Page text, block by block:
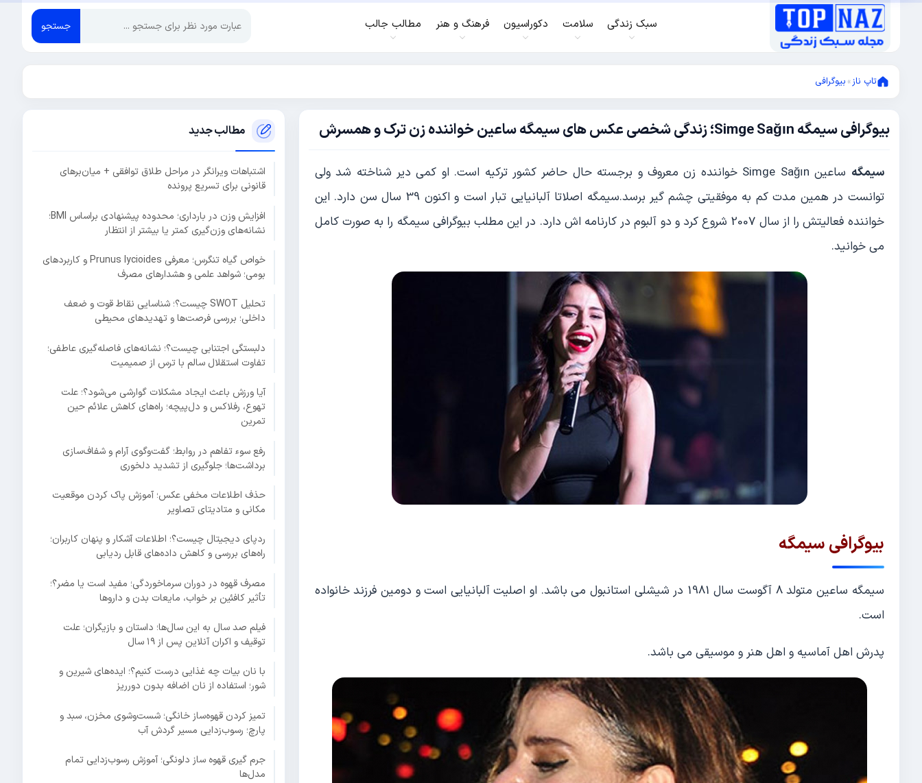
سبک زندگی سلامت دکوراسیون فرهنگ و هنر مطالب جالب جستجو
تاپ ناز» بیوگرافی
بیوگرافی سیمگه Simge Sağın؛ زندگی شخصی عکس های سیمگه ساعین خواننده زن ترک و همسرش
ژوئن
ژوئن
28,
2022
سیمگه
ساعین Simge Sağın خواننده زن معروف و برجسته حال حاضر کشور ترکیه است. او کمی دیر شناخته شد ولی
توانست در همین مدت کم به موفقیتی چشم گیر برسد.سیمگه اصلاتا آلبانیایی تبار است و اکنون 39 سال سن دارد. این
خواننده فعالیتش را از سال 2007 شروع کرد و دو آلبوم در کارنامه اش دارد. در این مطلب بیوگرافی سیمگه را به صورت کامل
می خوانید.
بیوگرافی سیمگه
سیمگه ساعین متولد 8 آگوست سال 1981 در شیشلی استانبول می باشد. او اصلیت آلبانیایی است و دومین فرزند خانواده
است.
پدرش اهل آماسیه و اهل هنر و موسیقی می باشد.
مطالب جدید
اشتباهات ویرانگر در مراحل طلاق توافقی + میان‌برهای
قانونی برای تسریع پرونده
افزایش وزن در بارداری؛ محدوده پیشنهادی براساس BMI؛
نشانه‌های وزن‌گیری کمتر یا بیشتر از انتظار
خواص گیاه تنگرس؛ معرفی Prunus lycioides و کاربردهای
بومی؛ شواهد علمی و هشدارهای مصرف
تحلیل SWOT چیست؟؛ شناسایی نقاط قوت و ضعف
داخلی؛ بررسی فرصت‌ها و تهدیدهای محیطی
دلبستگی اجتنابی چیست؟؛ نشانه‌های فاصله‌گیری عاطفی؛
تفاوت استقلال سالم با ترس از صمیمیت
آیا ورزش باعث ایجاد مشکلات گوارشی می‌شود؟؛ علت
تهوع، رفلاکس و دل‌پیچه؛ راه‌های کاهش علائم حین
تمرین
رفع سوء تفاهم در روابط؛ گفت‌وگوی آرام و شفاف‌سازی
برداشت‌ها؛ جلوگیری از تشدید دلخوری
حذف اطلاعات مخفی عکس؛ آموزش پاک کردن موقعیت
مکانی و متادیتای تصاویر
ردپای دیجیتال چیست؟؛ اطلاعات آشکار و پنهان کاربران؛
راه‌های بررسی و کاهش داده‌های قابل ردیابی
مصرف قهوه در دوران سرماخوردگی؛ مفید است یا مضر؟؛
تأثیر کافئین بر خواب، مایعات بدن و داروها
فیلم صد سال به این سال‌ها؛ داستان و بازیگران؛ علت
توقیف و اکران آنلاین پس از ۱۹ سال
با نان بیات چه غذایی درست کنیم؟؛ ایده‌های شیرین و
شور؛ استفاده از نان اضافه بدون دورریز
تمیز کردن قهوه‌ساز خانگی؛ شست‌وشوی مخزن، سبد و
پارچ؛ رسوب‌زدایی مسیر گردش آب
جرم گیری قهوه ساز دلونگی؛ آموزش رسوب‌زدایی تمام
مدل‌ها